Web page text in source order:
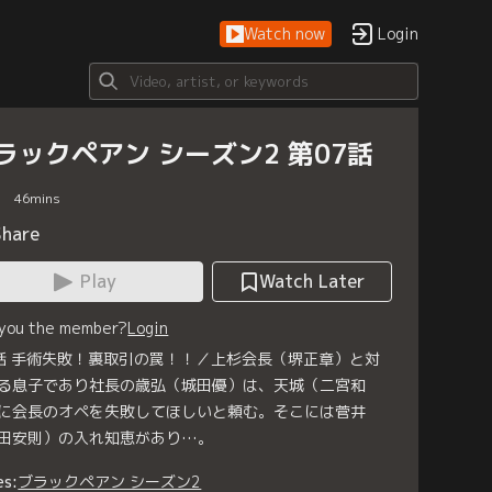
Watch now Login
ックペアン シーズン2 第07話
46mins
Play
Watch Later
the member?Login
手術失敗！裏取引の罠！！／上杉会長（堺正章）と対
息子であり社長の歳弘（城田優）は、天城（二宮和
会長のオペを失敗してほしいと頼む。そこには菅井
安則）の入れ知恵があり…。
ブラックペアン シーズン2